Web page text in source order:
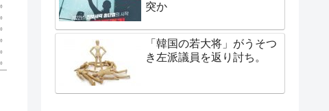
突か
「韓国の若大将」がうそつ
き左派議員を返り討ち。